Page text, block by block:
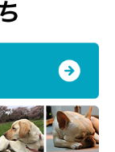
きもち」で投稿